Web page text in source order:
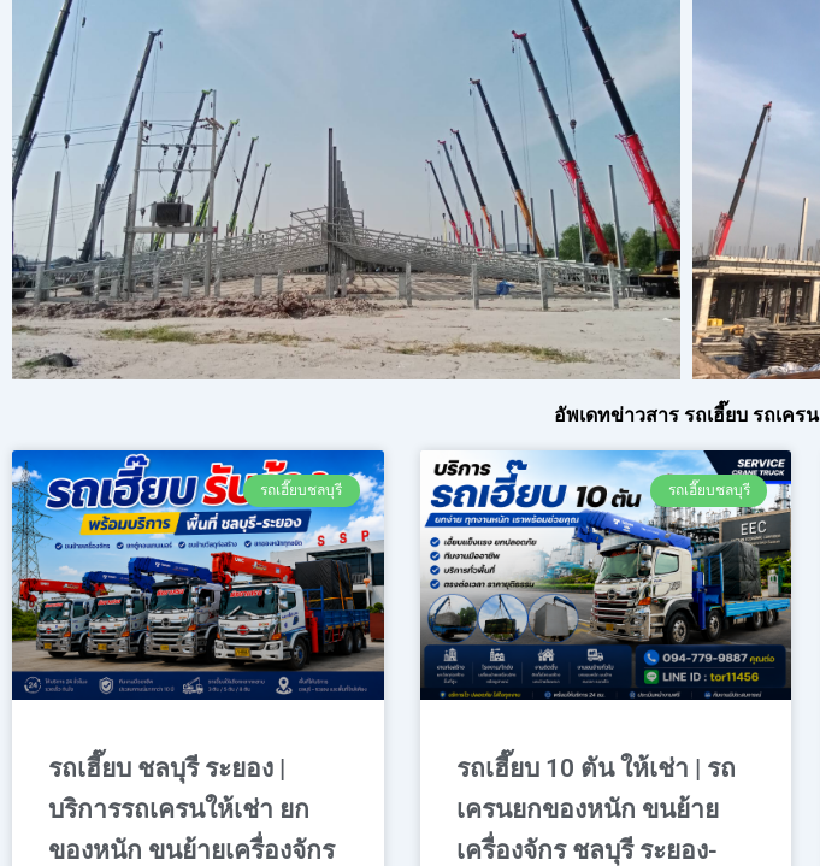
อัพเดทข่าวสาร รถเฮี๊ยบ รถเครน
รถเฮี๊ยบชลบุรี
รถเฮี๊ยบ ชลบุรี ระยอง |
บริการรถเครนให้เช่า ยก
ของหนัก ขนย้ายเครื่องจักร
รถเฮี๊ยบชลบุรี
รถเฮี๊ยบ 10 ตัน ให้เช่า | รถ
เครนยกของหนัก ขนย้าย
เครื่องจักร ชลบุรี ระยอง-